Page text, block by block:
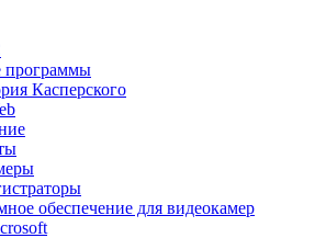
программы
Касперского
обеспечение для видеокамер